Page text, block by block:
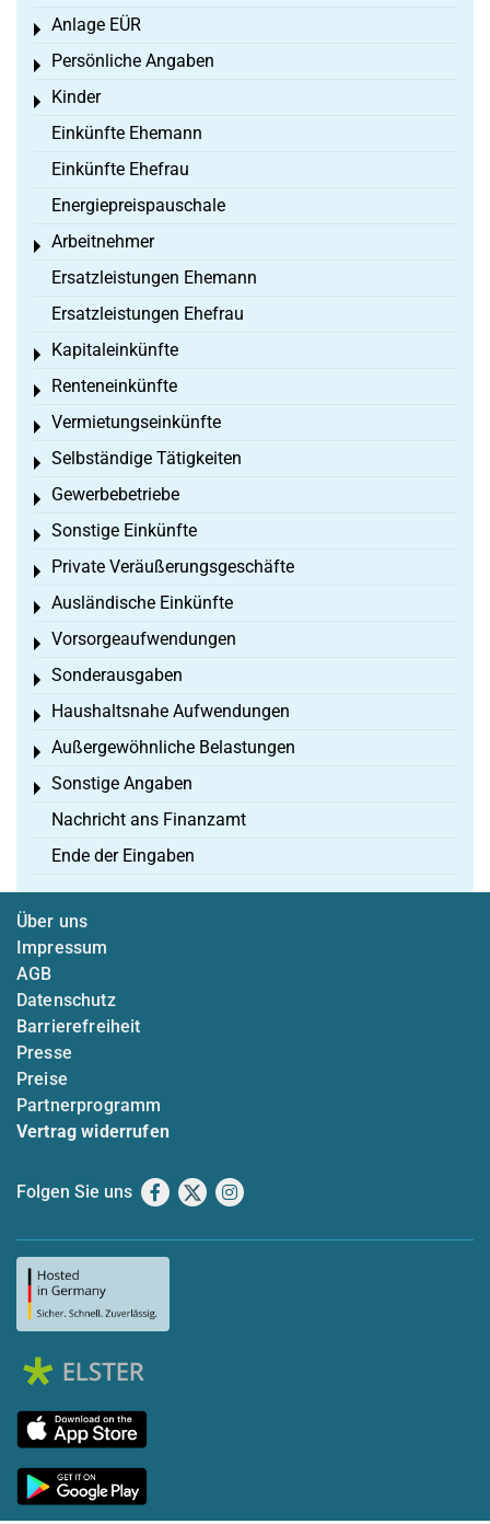
Anlage EÜR
Toggle menu
Persönliche Angaben
Toggle menu
Kinder
Toggle menu
Einkünfte Ehemann
Einkünfte Ehefrau
Energiepreispauschale
Arbeitnehmer
Toggle menu
Ersatzleistungen Ehemann
Ersatzleistungen Ehefrau
Kapitaleinkünfte
Toggle menu
Renteneinkünfte
Toggle menu
Vermietungseinkünfte
Toggle menu
Selbständige Tätigkeiten
Toggle menu
Gewerbebetriebe
Toggle menu
Sonstige Einkünfte
Toggle menu
Private Veräußerungsgeschäfte
Toggle menu
Ausländische Einkünfte
Toggle menu
Vorsorgeaufwendungen
Toggle menu
Sonderausgaben
Toggle menu
Haushaltsnahe Aufwendungen
Toggle menu
Außergewöhnliche Belastungen
Toggle menu
Sonstige Angaben
Toggle menu
Nachricht ans Finanzamt
Ende der Eingaben
Über uns
Impressum
AGB
Datenschutz
Barrierefreiheit
Presse
Preise
Partnerprogramm
Vertrag widerrufen
Folgen Sie uns Facebook
X Instagram